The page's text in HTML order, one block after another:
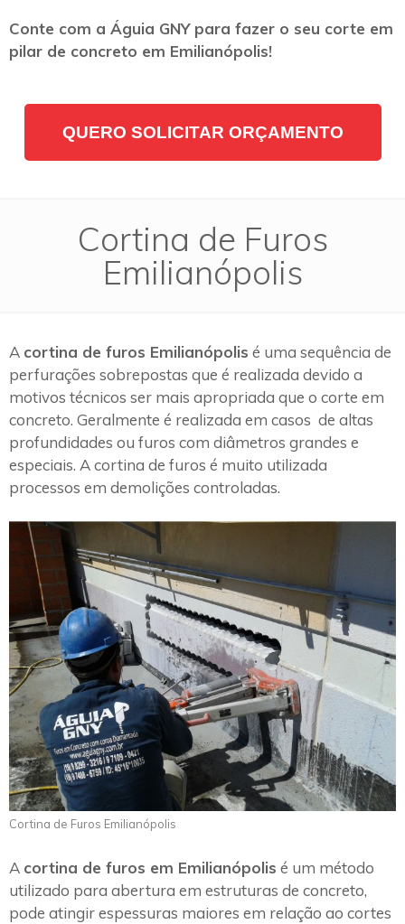
Conte com a Águia GNY para fazer o seu corte em
pilar de concreto em Emilianópolis!
QUERO SOLICITAR ORÇAMENTO
Cortina de Furos
Emilianópolis
A cortina de furos Emilianópolis é uma sequência de
perfurações sobrepostas que é realizada devido a
motivos técnicos ser mais apropriada que o corte em
concreto. Geralmente é realizada em casos de altas
profundidades ou furos com diâmetros grandes e
especiais. A cortina de furos é muito utilizada
processos em demolições controladas.
Cortina de Furos Emilianópolis
A cortina de furos em Emilianópolis é um método
utilizado para abertura em estruturas de concreto,
pode atingir espessuras maiores em relação ao cortes